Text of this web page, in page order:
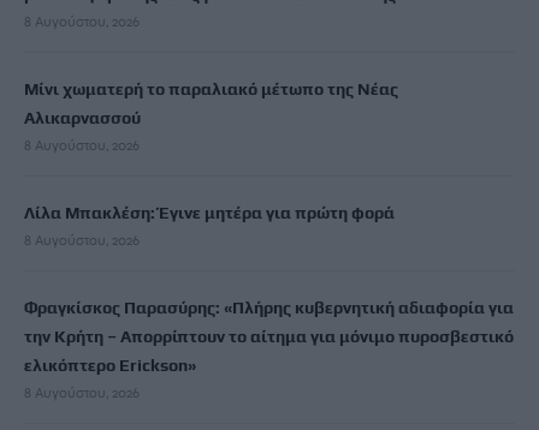
8 Αυγούστου, 2026
Μίνι χωματερή το παραλιακό μέτωπο της Νέας
Αλικαρνασσού
8 Αυγούστου, 2026
Λίλα Μπακλέση: Έγινε μητέρα για πρώτη φορά
8 Αυγούστου, 2026
Φραγκίσκος Παρασύρης: «Πλήρης κυβερνητική αδιαφορία για
την Κρήτη – Απορρίπτουν το αίτημα για μόνιμο πυροσβεστικό
ελικόπτερο Erickson»
8 Αυγούστου, 2026